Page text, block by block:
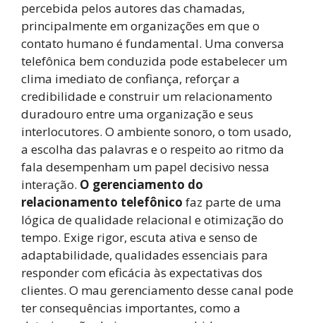
percebida pelos autores das chamadas,
principalmente em organizações em que o
contato humano é fundamental. Uma conversa
telefônica bem conduzida pode estabelecer um
clima imediato de confiança, reforçar a
credibilidade e construir um relacionamento
duradouro entre uma organização e seus
interlocutores. O ambiente sonoro, o tom usado,
a escolha das palavras e o respeito ao ritmo da
fala desempenham um papel decisivo nessa
interação. O gerenciamento do
relacionamento telefônico faz parte de uma
lógica de qualidade relacional e otimização do
tempo. Exige rigor, escuta ativa e senso de
adaptabilidade, qualidades essenciais para
responder com eficácia às expectativas dos
clientes. O mau gerenciamento desse canal pode
ter consequências importantes, como a